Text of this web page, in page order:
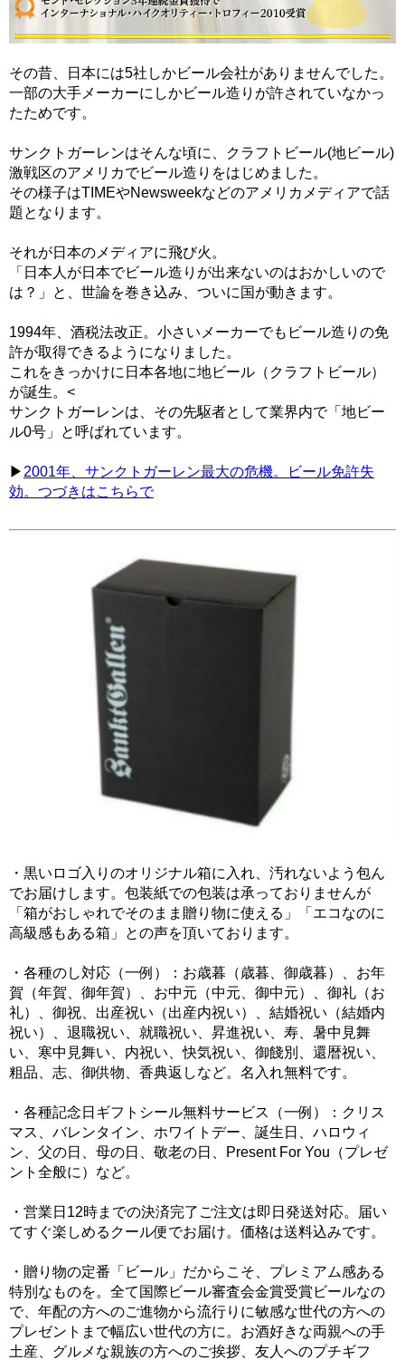
その昔、日本には5社しかビール会社がありませんでした。
一部の大手メーカーにしかビール造りが許されていなかっ
たためです。
サンクトガーレンはそんな頃に、クラフトビール(地ビール)
激戦区のアメリカでビール造りをはじめました。
その様子はTIMEやNewsweekなどのアメリカメディアで話
題となります。
それが日本のメディアに飛び火。
「日本人が日本でビール造りが出来ないのはおかしいので
は？」と、世論を巻き込み、ついに国が動きます。
1994年、酒税法改正。小さいメーカーでもビール造りの免
許が取得できるようになりました。
これをきっかけに日本各地に地ビール（クラフトビール）
が誕生。<
サンクトガーレンは、その先駆者として業界内で「地ビー
ル0号」と呼ばれています。
▶ 2001年、サンクトガーレン最大の危機。ビール免許失
効。つづきはこちらで
・黒いロゴ入りのオリジナル箱に入れ、汚れないよう包ん
でお届けします。包装紙での包装は承っておりませんが
「箱がおしゃれでそのまま贈り物に使える」「エコなのに
高級感もある箱」との声を頂いております。
・各種のし対応（一例）：お歳暮（歳暮、御歳暮）、お年
賀（年賀、御年賀）、お中元（中元、御中元）、御礼（お
礼）、御祝、出産祝い（出産内祝い）、結婚祝い（結婚内
祝い）、退職祝い、就職祝い、昇進祝い、寿、暑中見舞
い、寒中見舞い、内祝い、快気祝い、御餞別、還暦祝い、
粗品、志、御供物、香典返しなど。名入れ無料です。
・各種記念日ギフトシール無料サービス（一例）：クリス
マス、バレンタイン、ホワイトデー、誕生日、ハロウィ
ン、父の日、母の日、敬老の日、Present For You（プレゼ
ント全般に）など。
・営業日12時までの決済完了ご注文は即日発送対応。届い
てすぐ楽しめるクール便でお届け。価格は送料込みです。
・贈り物の定番「ビール」だからこそ、プレミアム感ある
特別なものを。全て国際ビール審査会金賞受賞ビールなの
で、年配の方へのご進物から流行りに敏感な世代の方への
プレゼントまで幅広い世代の方に。お酒好きな両親への手
土産、グルメな親族の方へのご挨拶、友人へのプチギフ